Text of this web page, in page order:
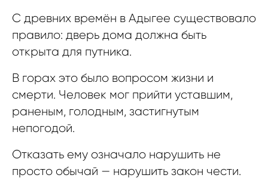
С древних времён в Адыгее существовало
правило: дверь дома должна быть
открыта для путника.
В горах это было вопросом жизни и
смерти. Человек мог прийти уставшим,
раненым, голодным, застигнутым
непогодой.
Отказать ему означало нарушить не
просто обычай — нарушить закон чести.